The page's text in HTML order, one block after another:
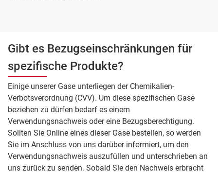
Gibt es Bezugseinschränkungen für
spezifische Produkte?
Einige unserer Gase unterliegen der Chemikalien-
Verbotsverordnung (CVV). Um diese spezifischen Gase
beziehen zu dürfen bedarf es einem
Verwendungsnachweis oder eine Bezugsberechtigung.
Sollten Sie Online eines dieser Gase bestellen, so werden
Sie im Anschluss von uns darüber informiert, um den
Verwendungsnachweis auszufüllen und unterschrieben an
uns zurück zu senden. Sobald Sie den Nachweis erbracht